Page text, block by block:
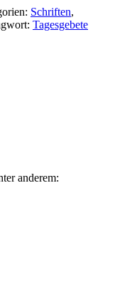
Schriften,
Tagesgebete
anderem: